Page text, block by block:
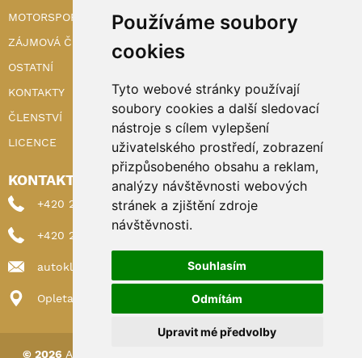
Používáme soubory
cookies
Tyto webové stránky používají
soubory cookies a další sledovací
nástroje s cílem vylepšení
uživatelského prostředí, zobrazení
přizpůsobeného obsahu a reklam,
analýzy návštěvnosti webových
stránek a zjištění zdroje
návštěvnosti.
Souhlasím
Odmítám
Upravit mé předvolby
MOTORSPORT
ZÁJMOVÁ ČINNOST
OSTATNÍ
KONTAKTY
ČLENSTVÍ
LICENCE
KONTAKTY
+420 222 898 224 (sekretariat)
+420 222 898 221 (členství)
autoklub@autoklub.cz
Opletalova 1337/29, 110 00 Praha 1
© 2026 AUTOKLUB ČESKÉ REPUBLIKY